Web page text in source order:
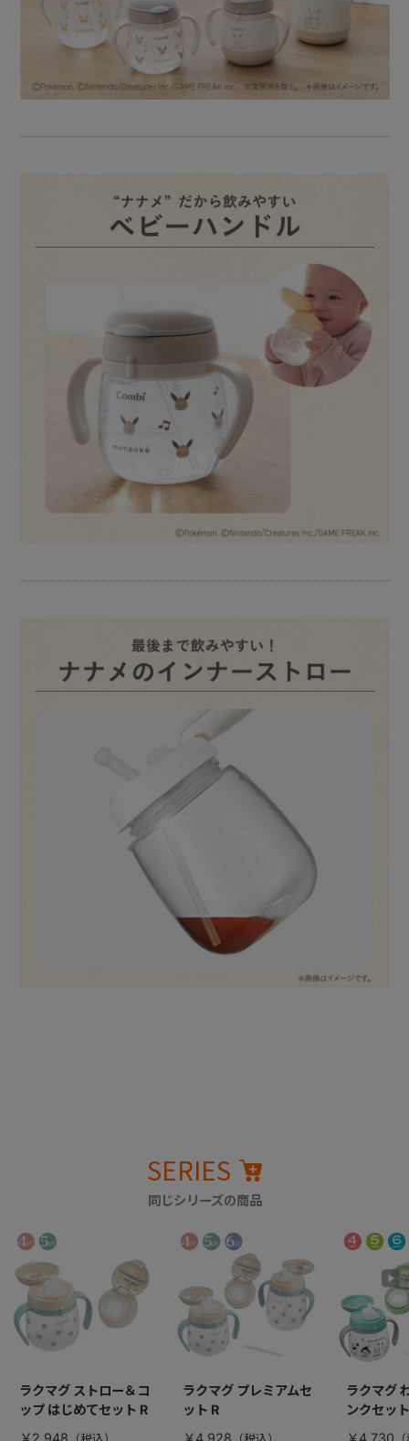
SERIES
同じシリーズの商品
ラクマグ ストロー＆コ
ップ はじめてセット R
ラクマグ プレミアムセ
ット R
ラクマグ
ンクセッ